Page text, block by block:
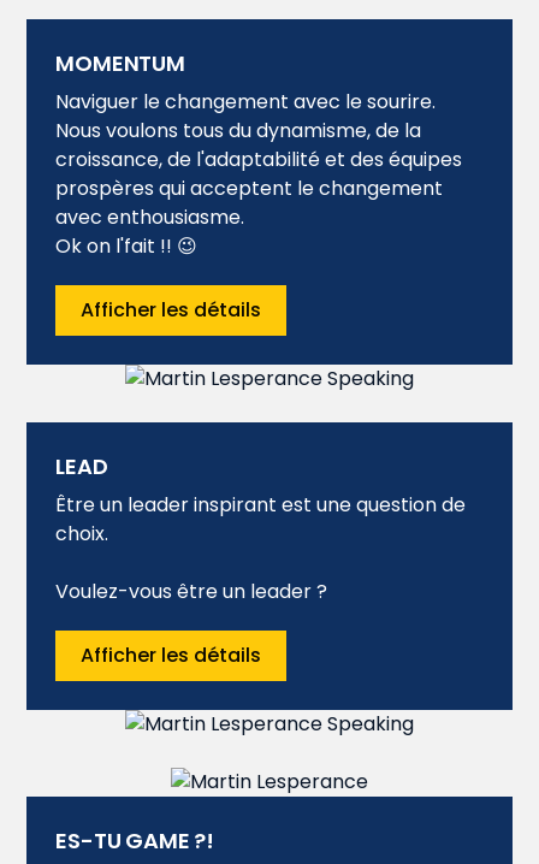
MOMENTUM
Naviguer le changement avec le sourire.
Nous voulons tous du dynamisme, de la
croissance, de l'adaptabilité et des équipes
prospères qui acceptent le changement
avec enthousiasme.
Ok on l'fait !! 😉
Afficher les détails
LEAD
Être un leader inspirant est une question de
choix.
Voulez-vous être un leader ?
Afficher les détails
ES-TU GAME ?!